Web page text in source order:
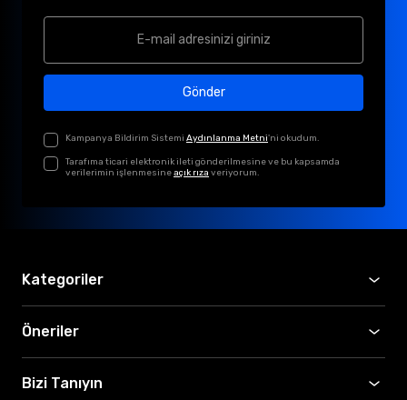
Gönder
Kampanya Bildirim Sistemi Aydınlanma Metni'ni okudum.
Tarafıma ticari elektronik ileti gönderilmesine ve bu kapsamda
verilerimin işlenmesineaçık rıza veriyorum.
Kategoriler
Öneriler
Bizi Tanıyın